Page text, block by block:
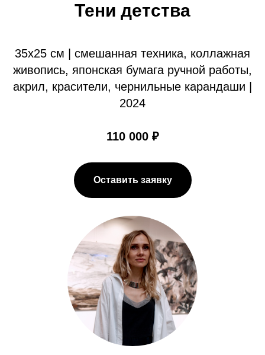
Тени детства
35х25 см | смешанная техника, коллажная
живопись, японская бумага ручной работы,
акрил, красители, чернильные карандаши |
2024
110 000 ₽
Оставить заявку